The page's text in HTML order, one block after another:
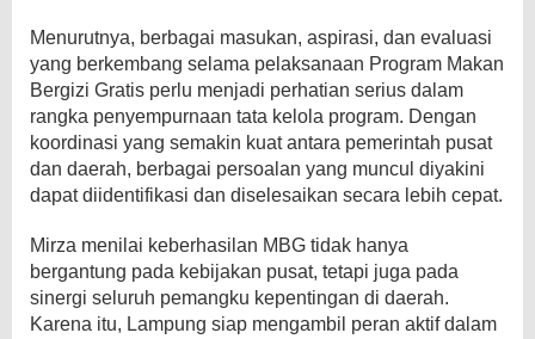
Menurutnya, berbagai masukan, aspirasi, dan evaluasi
yang berkembang selama pelaksanaan Program Makan
Bergizi Gratis perlu menjadi perhatian serius dalam
rangka penyempurnaan tata kelola program. Dengan
koordinasi yang semakin kuat antara pemerintah pusat
dan daerah, berbagai persoalan yang muncul diyakini
dapat diidentifikasi dan diselesaikan secara lebih cepat.
Mirza menilai keberhasilan MBG tidak hanya
bergantung pada kebijakan pusat, tetapi juga pada
sinergi seluruh pemangku kepentingan di daerah.
Karena itu, Lampung siap mengambil peran aktif dalam